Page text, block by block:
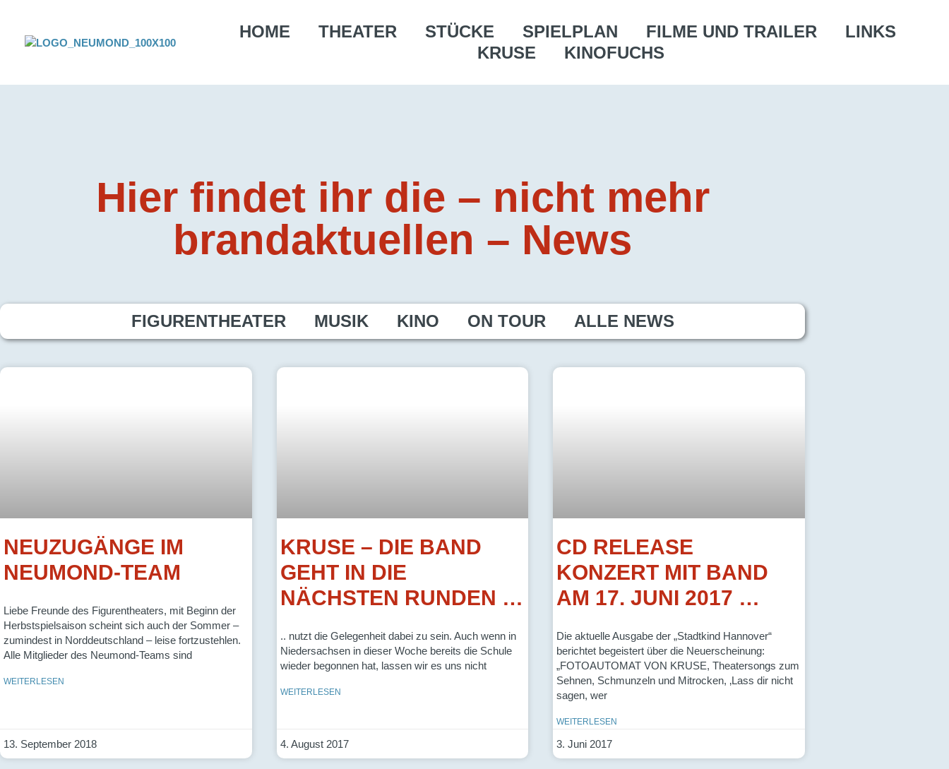
HOME THEATER STÜCKE SPIELPLAN FILME UND TRAILER
LINKS
KRUSE
KINOFUCHS
Hier findet ihr die – nicht mehr
brandaktuellen – News
FIGURENTHEATER MUSIK KINO ON TOUR ALLE NEWS
NEUZUGÄNGE IM
NEUMOND-TEAM
Liebe Freunde des Figurentheaters, mit Beginn der
Herbstspielsaison scheint sich auch der Sommer –
zumindest in Norddeutschland – leise fortzustehlen.
Alle Mitglieder des Neumond-Teams sind
WEITERLESEN
13. September 2018
KRUSE – DIE BAND
GEHT IN DIE
NÄCHSTEN RUNDEN …
.. nutzt die Gelegenheit dabei zu sein. Auch wenn in
Niedersachsen in dieser Woche bereits die Schule
wieder begonnen hat, lassen wir es uns nicht
WEITERLESEN
4. August 2017
CD RELEASE
KONZERT MIT BAND
AM 17. JUNI 2017 …
Die aktuelle Ausgabe der „Stadtkind Hannover“
berichtet begeistert über die Neuerscheinung:
„FOTOAUTOMAT VON KRUSE, Theatersongs zum
Sehnen, Schmunzeln und Mitrocken, ‚Lass dir nicht
sagen, wer
WEITERLESEN
3. Juni 2017